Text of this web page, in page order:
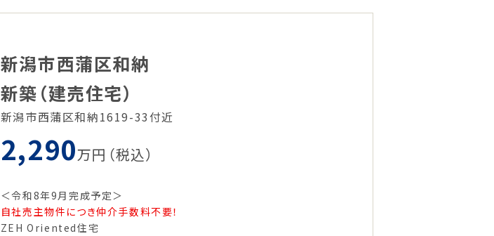
新潟市西蒲区和納
新築（建売住宅）
新潟市西蒲区和納1619-33付近
2,290万円（税込）
＜令和8年9月完成予定＞
自社売主物件につき仲介手数料不要！
ZEH Oriented住宅